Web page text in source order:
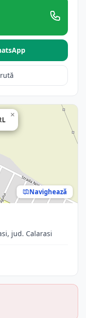
×
Navighează
jud. Calarasi